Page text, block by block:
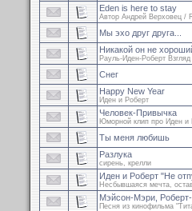
Eden is here to stay
Автор Андрей Верховец /
Мы эхо друг друга...
Никакой он не
Рауль-Иден-Роберт
Снег
Happy New Year
Иден и Роберт
Человек-Привычка
Юморной клип про Иден и
Ты меня любишь
Разлука
сирень, крелли
Иден и Роберт "Не
Несбывшаяся мечта,
Мэйсон-Мэри,
Песня из кинофильма